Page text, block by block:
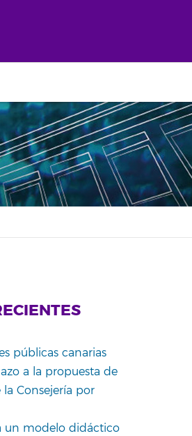
públicas canarias
a la propuesta de
Consejería por
un modelo didáctico